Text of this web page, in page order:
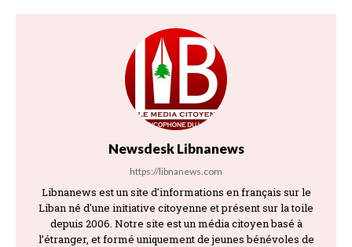
Newsdesk Libnanews
https://libnanews.com
Libnanews est un site d'informations en français sur le
Liban né d'une initiative citoyenne et présent sur la toile
depuis 2006. Notre site est un média citoyen basé à
l’étranger, et formé uniquement de jeunes bénévoles de